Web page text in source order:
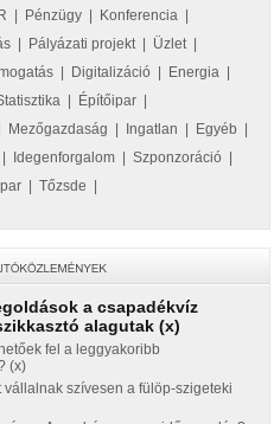
Pénzügy Konferencia
Pályázati projekt| Üzlet|
Digitalizáció Energia
Építőipar
Mezőgazdaság Ingatlan Egyéb
Idegenforgalom Szponzoráció
Tőzsde
a csapadékvíz
alagutak (x)
fel a leggyakoribb
(x)
vállalnak szívesen a fülöp-szigeteki